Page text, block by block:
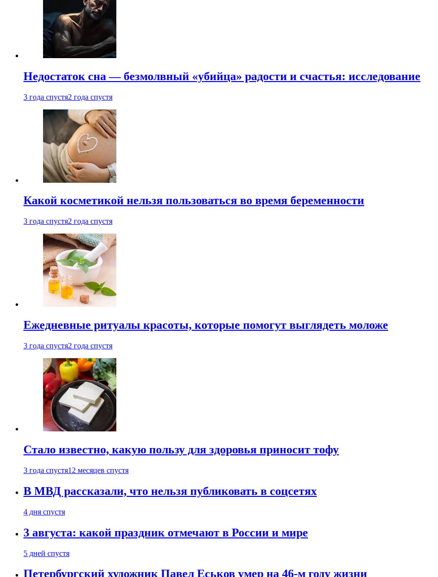
Недостаток сна — безмолвный «убийца» радости и счастья: исследование
3 года спустя2 года спустя
Какой косметикой нельзя пользоваться во время беременности
3 года спустя2 года спустя
Ежедневные ритуалы красоты, которые помогут выглядеть моложе
3 года спустя2 года спустя
Стало известно, какую пользу для здоровья приносит тофу
3 года спустя12 месяцев спустя
В МВД рассказали, что нельзя публиковать в соцсетях
4 дня спустя
3 августа: какой праздник отмечают в России и мире
5 дней спустя
Петербургский художник Павел Еськов умер на 46-м году жизни